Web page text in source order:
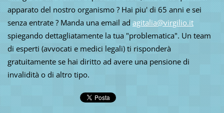
apparato del nostro organismo ? Hai piu' di 65 anni e sei
senza entrate ? Manda una email ad agitalia@virgilio.it
spiegando dettagliatamente la tua "problematica". Un team
di esperti (avvocati e medici legali) ti risponderà
gratuitamente se hai diritto ad avere una pensione di
invalidità o di altro tipo.